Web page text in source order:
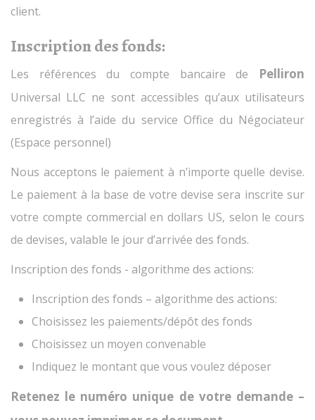
client.
Inscription des fonds:
Les références du compte bancaire de Pelliron
Universal LLC ne sont accessibles qu’aux utilisateurs
enregistrés à l’aide du service Office du Négociateur
(Espace personnel)
Nous acceptons le paiement à n’importe quelle devise.
Le paiement à la base de votre devise sera inscrite sur
votre compte commercial en dollars US, selon le cours
de devises, valable le jour d’arrivée des fonds.
Inscription des fonds - algorithme des actions:
Inscription des fonds – algorithme des actions:
Choisissez les paiements/dépôt des fonds
Choisissez un moyen convenable
Indiquez le montant que vous voulez déposer
Retenez le numéro unique de votre demande –